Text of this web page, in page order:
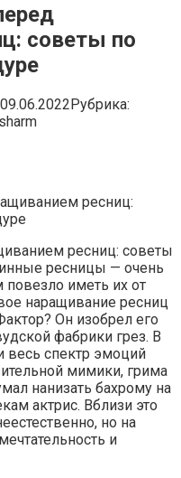
советы по
09.06.2022Рубрика:
ресниц: советы
ресницы — очень
повезло иметь их от
наращивание ресниц
Он изобрел его
фабрики грез. В
спектр эмоций
мимики, грима
нанизать бахрому на
актрис. Вблизи это
но на
и